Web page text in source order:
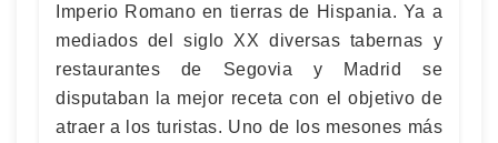
Imperio Romano en tierras de Hispania. Ya a
mediados del siglo XX diversas tabernas y
restaurantes de Segovia y Madrid se
disputaban la mejor receta con el objetivo de
atraer a los turistas. Uno de los mesones más